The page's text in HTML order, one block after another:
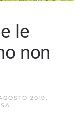
le
non
2019